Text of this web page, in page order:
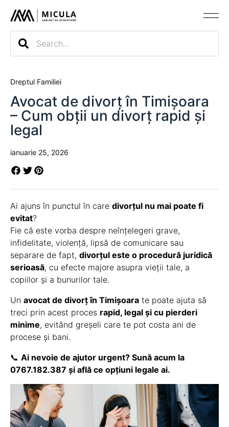
Dreptul Familiei
Avocat de divorț în Timișoara
– Cum obții un divorț rapid și
legal
ianuarie 25, 2026
Ai ajuns în punctul în care divorțul nu mai poate fi
evitat?
Fie că este vorba despre neînțelegeri grave,
infidelitate, violență, lipsă de comunicare sau
separare de fapt, divorțul este o procedură juridică
serioasă, cu efecte majore asupra vieții tale, a
copiilor și a bunurilor tale.
Un avocat de divorț în Timișoara te poate ajuta să
treci prin acest proces rapid, legal și cu pierderi
minime, evitând greșeli care te pot costa ani de
procese și bani.
📞 Ai nevoie de ajutor urgent? Sună acum la
0767.182.387 și află ce opțiuni legale ai.